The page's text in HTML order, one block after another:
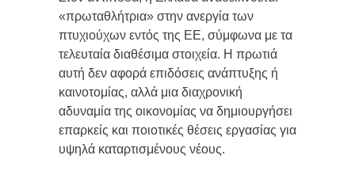
«πρωταθλήτρια» στην ανεργία των
πτυχιούχων εντός της ΕΕ, σύμφωνα με τα
τελευταία διαθέσιμα στοιχεία. Η πρωτιά
αυτή δεν αφορά επιδόσεις ανάπτυξης ή
καινοτομίας, αλλά μια διαχρονική
αδυναμία της οικονομίας να δημιουργήσει
επαρκείς και ποιοτικές θέσεις εργασίας για
υψηλά καταρτισμένους νέους.